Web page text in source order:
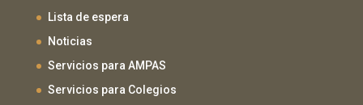
Lista de espera
Noticias
Servicios para AMPAS
Servicios para Colegios